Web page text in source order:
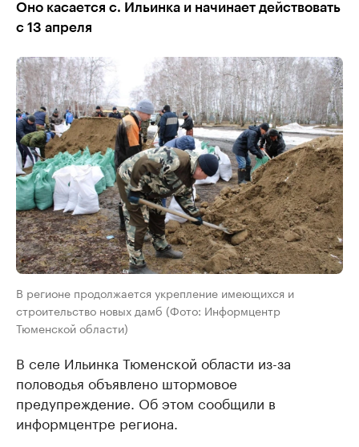
Оно касается с. Ильинка и начинает действовать
с 13 апреля
В регионе продолжается укрепление имеющихся и
строительство новых дамб (Фото: Информцентр
Тюменской области)
В селе Ильинка Тюменской области из-за
половодья объявлено штормовое
предупреждение. Об этом сообщили в
информцентре региона.